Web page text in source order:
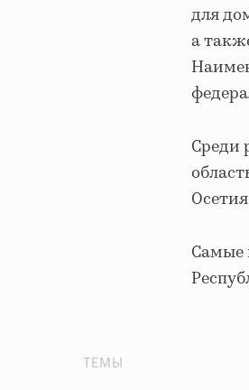
для
а
Среди
Самые
ТЕМЫ